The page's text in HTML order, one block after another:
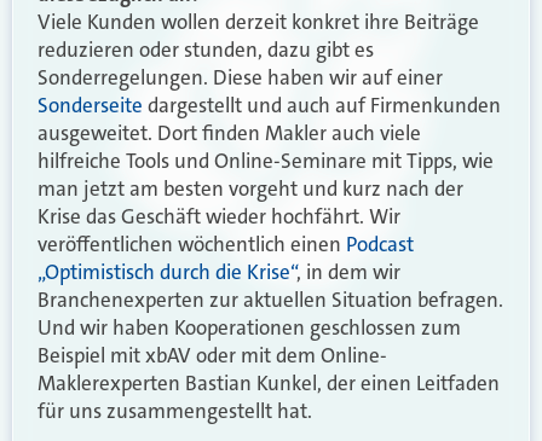
Viele Kunden wollen derzeit konkret ihre Beiträge
reduzieren oder stunden, dazu gibt es
Sonderregelungen. Diese haben wir auf einer
Sonderseite dargestellt und auch auf Firmenkunden
ausgeweitet. Dort finden Makler auch viele
hilfreiche Tools und Online-Seminare mit Tipps, wie
man jetzt am besten vorgeht und kurz nach der
Krise das Geschäft wieder hochfährt. Wir
veröffentlichen wöchentlich einen Podcast
„Optimistisch durch die Krise“, in dem wir
Branchenexperten zur aktuellen Situation befragen.
Und wir haben Kooperationen geschlossen zum
Beispiel mit xbAV oder mit dem Online-
Maklerexperten Bastian Kunkel, der einen Leitfaden
für uns zusammengestellt hat.